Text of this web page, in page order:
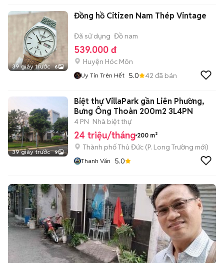
39 giây trước 6
Đồng hồ Citizen Nam Thép Vintage
Đã sử dụng Đồ nam
539.000 đ
Huyện Hóc Môn
Uy Tín Trên Hết 5.0 42 đã bán
39 giây trước 9
Biệt thự VillaPark gần Liên Phường,
Bưng Ông Thoàn 200m2 3L4PN
4 PN Nhà biệt thự
24 triệu/tháng 200 m²
Thành phố Thủ Đức (P. Long Trường mới)
Thanh Văn 5.0